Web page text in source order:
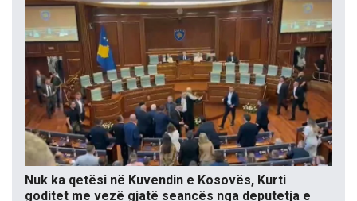
Nuk ka qetësi në Kuvendin e Kosovës, Kurti
goditet me vezë gjatë seancës nga deputetja e